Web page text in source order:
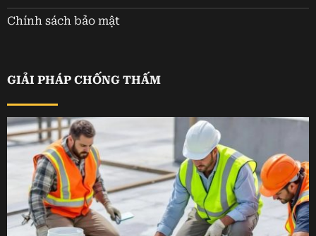
Chính sách bảo mật
GIẢI PHÁP CHỐNG THẤM